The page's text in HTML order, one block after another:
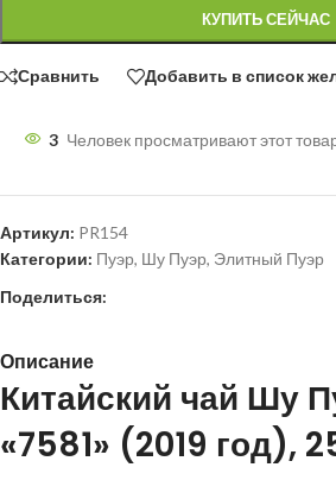
КУПИТЬ СЕЙЧАС
Сравнить Добавить в список
3 Человек просматривают этот
Артикул: PR154
Категории: Пуэр, Шу Пуэр, Элитный Пуэр
Поделиться:
Описание
Китайский чай Шу
«7581» (2019 год),